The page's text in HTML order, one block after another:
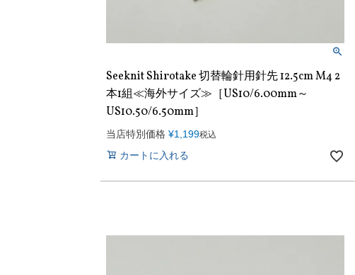
Seeknit Shirotake 切替輪針用針先 12.5cm M4 2
本1組≪海外サイズ≫［US10/6.00mm～
US10.50/6.50mm］
当店特別価格 ¥1,199税込
カートに入れる